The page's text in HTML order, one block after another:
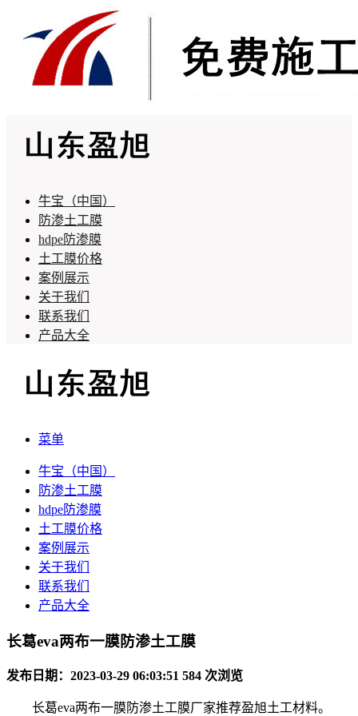
牛宝（中国）
防渗土工膜
hdpe防渗膜
土工膜价格
案例展示
关于我们
联系我们
产品大全
菜单
牛宝（中国）
防渗土工膜
hdpe防渗膜
土工膜价格
案例展示
关于我们
联系我们
产品大全
长葛eva两布一膜防渗土工膜
发布日期：2023-03-29 06:03:51 584 次浏览
长葛eva两布一膜防渗土工膜厂家推荐盈旭土工材料。